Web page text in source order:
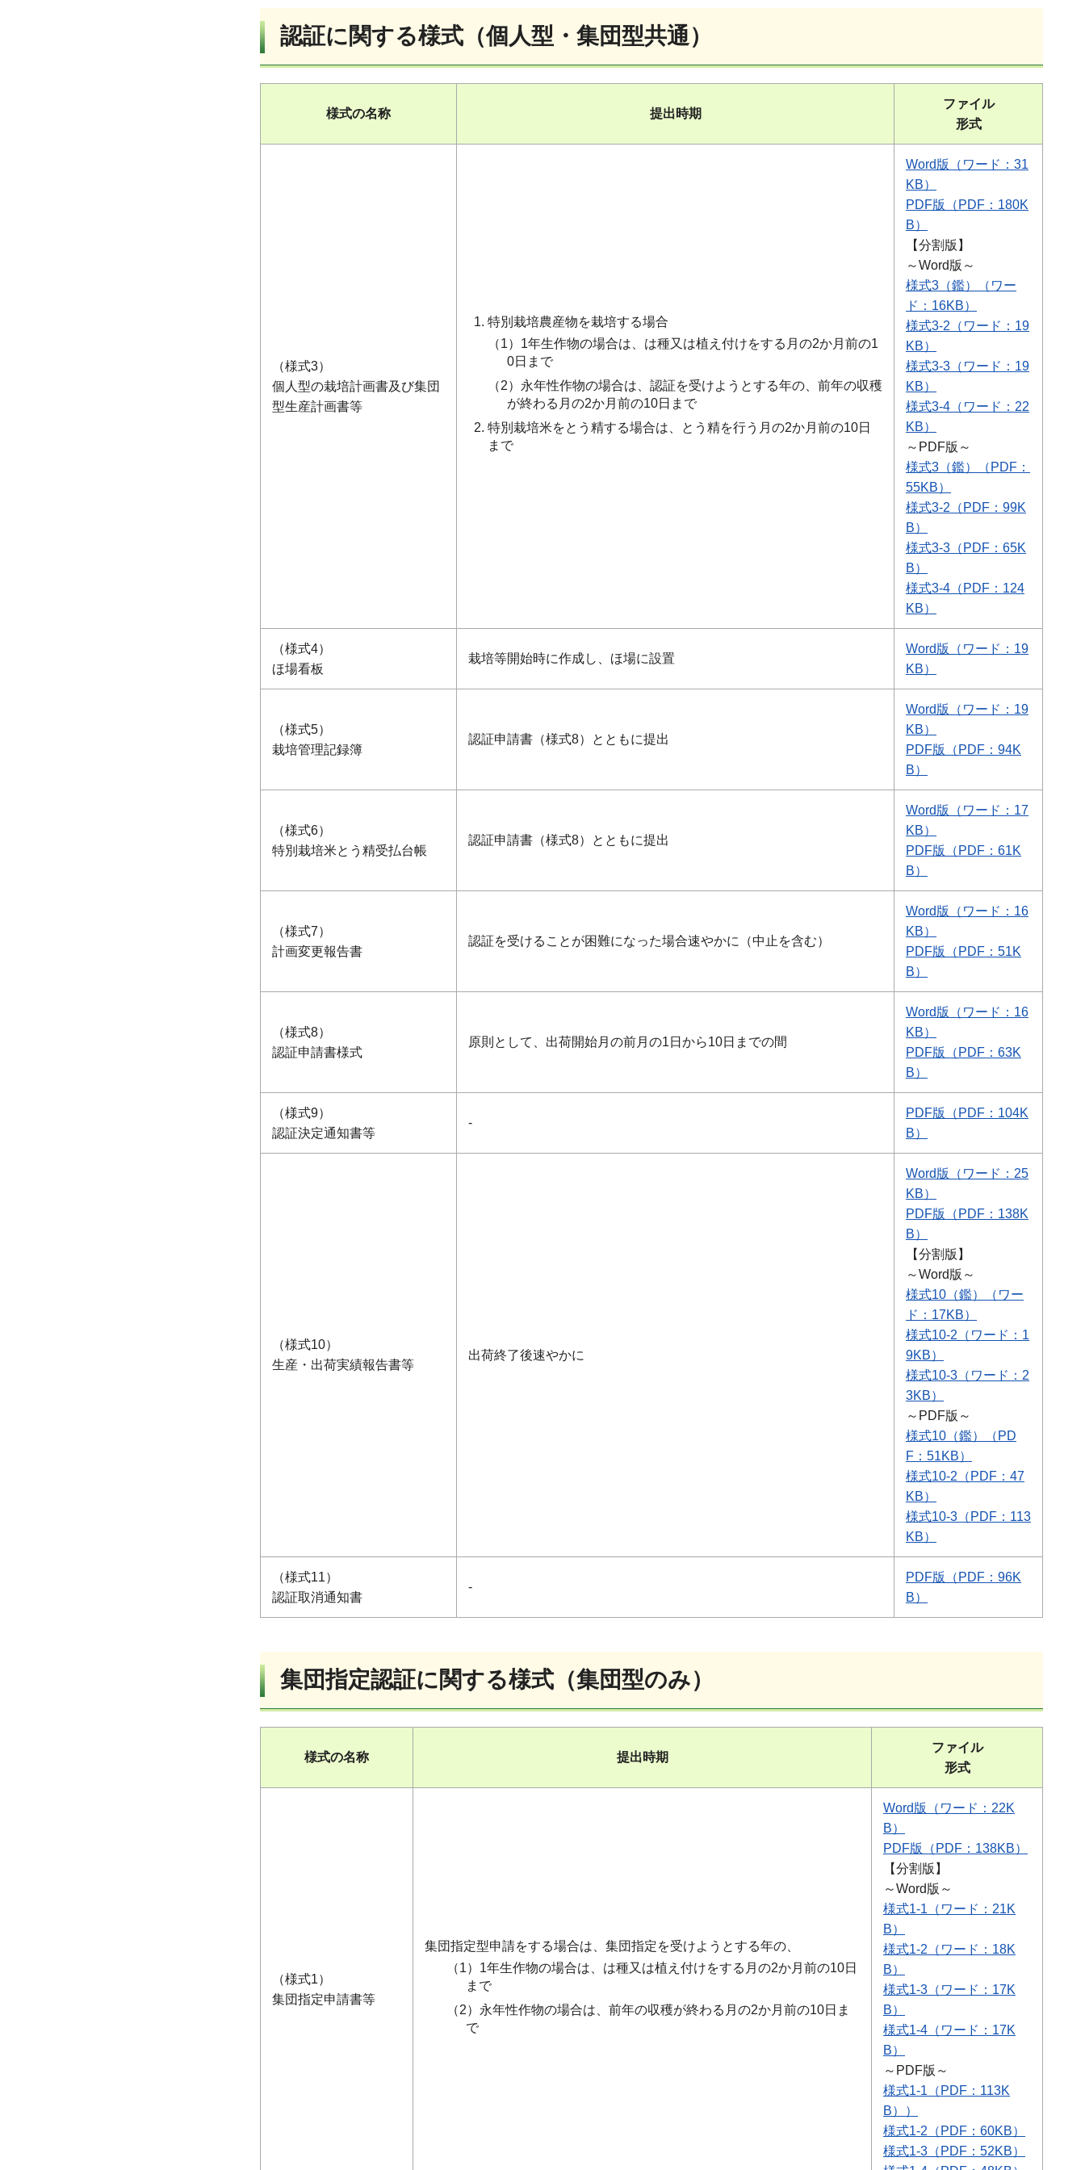
認証に関する様式（個人型・集団型共通）
様式の名称 提出時期
ファイル
形式
（様式3）
個人型の栽培計画書及び集団
型生産計画書等
特別栽培農産物を栽培する場合
（1）1年生作物の場合は、は種又は植え付けをする月の2か月前の1
0日まで
（2）永年性作物の場合は、認証を受けようとする年の、前年の収穫
が終わる月の2か月前の10日まで
特別栽培米をとう精する場合は、とう精を行う月の2か月前の10日
まで
Word版
（ワード：31
KB）
PDF版
（PDF：180K
B）
【分割版】
～Word版～
様式3（鑑）
（ワー
ド：16KB）
様式3-2 （ワード：19
KB）
様式3-3 （ワード：19
KB）
様式3-4 （ワード：22
KB）
～PDF版～
様式3（鑑）
（PDF：
55KB）
様式3-2 （PDF：99K
B）
様式3-3 （PDF：65K
B）
様式3-4 （PDF：124
KB）
（様式4）
ほ場看板
栽培等開始時に作成し、ほ場に設置
Word版
（ワード：19
KB）
（様式5）
栽培管理記録簿
認証申請書（様式8）とともに提出
Word版
（ワード：19
KB）
PDF版
（PDF：94K
B）
（様式6）
特別栽培米とう精受払台帳
認証申請書（様式8）とともに提出
Word版
（ワード：17
KB）
PDF版
（PDF：61K
B）
（様式7）
計画変更報告書
認証を受けることが困難になった場合速やかに（中止を含む）
Word版
（ワード：16
KB）
PDF版
（PDF：51K
B）
（様式8）
認証申請書様式
原則として、出荷開始月の前月の1日から10日までの間
Word版
（ワード：16
KB）
PDF版
（PDF：63K
B）
（様式9）
認証決定通知書等
-
PDF版
（PDF：104K
B）
（様式10）
生産・出荷実績報告書等
出荷終了後速やかに
Word版
（ワード：25
KB）
PDF版
（PDF：138K
B）
【分割版】
～Word版～
様式10（鑑）（ワー
ド：17KB）
様式10-2（ワード：1
9KB）
様式10-3（ワード：2
3KB）
～PDF版～
様式10（鑑）（PD
F：51KB）
様式10-2（PDF：47
KB）
様式10-3（PDF：113
KB）
（様式11）
認証取消通知書
-
PDF版
（PDF：96K
B）
集団指定認証に関する様式（集団型のみ）
様式の名称 提出時期
ファイル
形式
（様式1）
集団指定申請書等
集団指定型申請をする場合は、集団指定を受けようとする年の、
（1）1年生作物の場合は、は種又は植え付けをする月の2か月前の10日
まで
（2）永年性作物の場合は、前年の収穫が終わる月の2か月前の10日ま
で
Word版
（ワード：22K
B）
PDF版
（PDF：138KB）
【分割版】
～Word版～
様式1-1（ワード：21K
B）
様式1-2（ワード：18K
B）
様式1-3（ワード：17K
B）
様式1-4（ワード：17K
B）
～PDF版～
様式1-1（PDF：113K
B））
様式1-2（PDF：60KB）
様式1-3（PDF：52KB）